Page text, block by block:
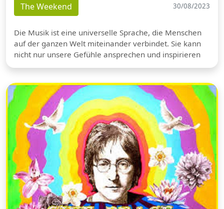
The Weekend 30/08/2023
Die Musik ist eine universelle Sprache, die Menschen
auf der ganzen Welt miteinander verbindet. Sie kann
nicht nur unsere Gefühle ansprechen und inspirieren